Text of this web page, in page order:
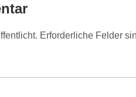
Erforderliche Felder